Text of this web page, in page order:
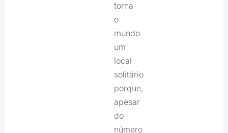
torna
o
mundo
um
local
solitário
porque,
apesar
do
número